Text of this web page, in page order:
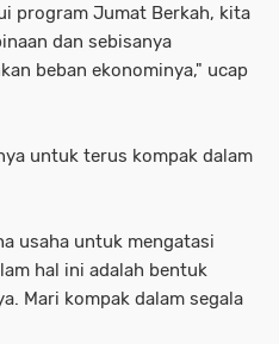
program Jumat Berkah, kita
dan sebisanya
beban ekonominya," ucap
untuk terus kompak dalam
usaha untuk mengatasi
hal ini adalah bentuk
Mari kompak dalam segala